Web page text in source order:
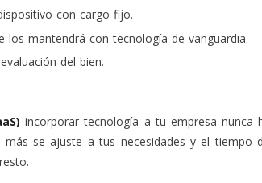
con cargo fijo.
los mantendrá con tecnología de vanguardia.
del bien.
incorporar tecnología a tu empresa nunca
se ajuste a tus necesidades y el tiempo